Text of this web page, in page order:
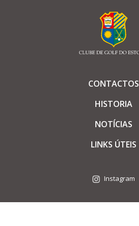
CONTACTOS
HISTORIA
NOTÍCIAS
LINKS ÚTEIS
Instagram